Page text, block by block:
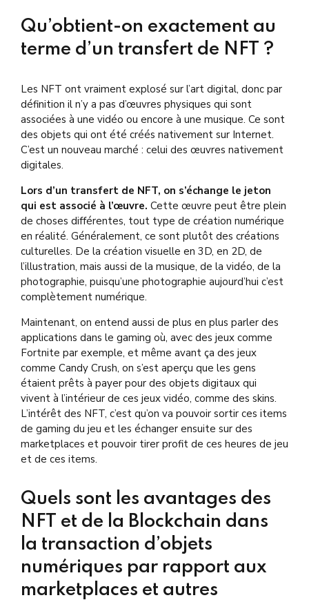
Qu’obtient-on exactement au
terme d’un transfert de NFT ?
Les NFT ont vraiment explosé sur l’art digital, donc par
définition il n’y a pas d’œuvres physiques qui sont
associées à une vidéo ou encore à une musique. Ce sont
des objets qui ont été créés nativement sur Internet.
C’est un nouveau marché : celui des œuvres nativement
digitales.
Lors d’un transfert de NFT, on s’échange le jeton
qui est associé à l’œuvre. Cette œuvre peut être plein
de choses différentes, tout type de création numérique
en réalité. Généralement, ce sont plutôt des créations
culturelles. De la création visuelle en 3D, en 2D, de
l’illustration, mais aussi de la musique, de la vidéo, de la
photographie, puisqu’une photographie aujourd’hui c’est
complètement numérique.
Maintenant, on entend aussi de plus en plus parler des
applications dans le gaming où, avec des jeux comme
Fortnite par exemple, et même avant ça des jeux
comme Candy Crush, on s’est aperçu que les gens
étaient prêts à payer pour des objets digitaux qui
vivent à l’intérieur de ces jeux vidéo, comme des skins.
L’intérêt des NFT, c’est qu’on va pouvoir sortir ces items
de gaming du jeu et les échanger ensuite sur des
marketplaces et pouvoir tirer profit de ces heures de jeu
et de ces items.
Quels sont les avantages des
NFT et de la Blockchain dans
la transaction d’objets
numériques par rapport aux
marketplaces et autres